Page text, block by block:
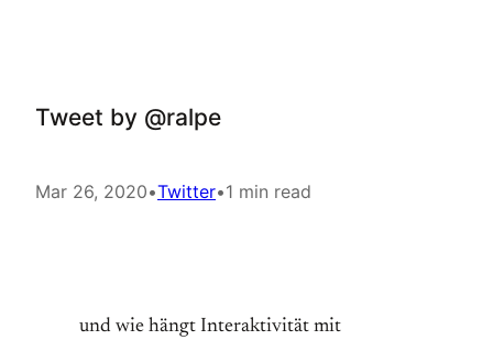
Tweet by @ralpe
Mar 26, 2020•Twitter•1 min read
und wie hängt Interaktivität mit